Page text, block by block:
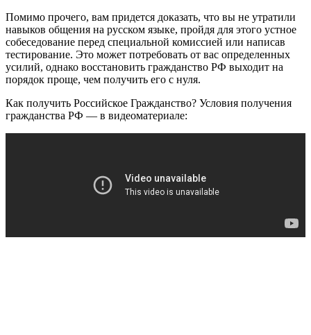
Помимо прочего, вам придется доказать, что вы не утратили
навыков общения на русском языке, пройдя для этого устное
собеседование перед специальной комиссией или написав
тестирование. Это может потребовать от вас определенных
усилий, однако восстановить гражданство РФ выходит на
порядок проще, чем получить его с нуля.
Как получить Российское Гражданство? Условия получения
гражданства РФ — в видеоматериале: